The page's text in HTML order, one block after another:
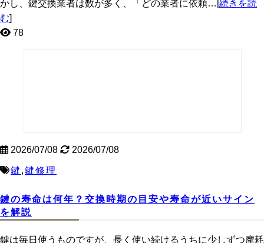
かし、鍵交換業者は数が多く、「どの業者に依頼…[ 続きを読
む]
78
2026/07/08 2026/07/08
鍵 ,鍵修理
鍵の寿命は何年？交換時期の目安や寿命が近いサイン
を解説
鍵は毎日使うものですが、長く使い続けるうちに少しずつ摩耗